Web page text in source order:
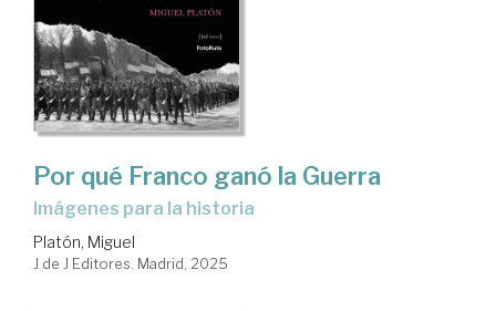
Por qué Franco ganó la Guerra
Imágenes para la historia
Platón, Miguel
J de J Editores. Madrid, 2025